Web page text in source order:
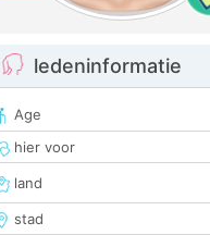
ledeninformatie
Age
hier voor
land
stad